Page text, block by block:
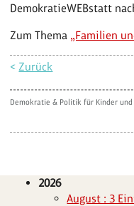
DemokratieWEBstatt
Zum Thema „Familien
<Zurück
Demokratie & Politik für Kinder und
2026
August : 3